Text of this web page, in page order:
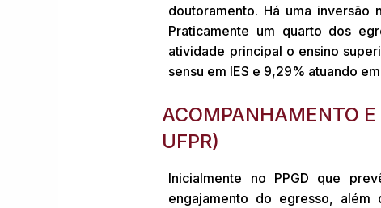
doutoramento. Há uma
Praticamente um quarto dos
atividade principal o ensino
sensu em IES e 9,29% atuando
ACOMPANHAMENTO
UFPR)
Inicialmente no PPGD que
engajamento do egresso,